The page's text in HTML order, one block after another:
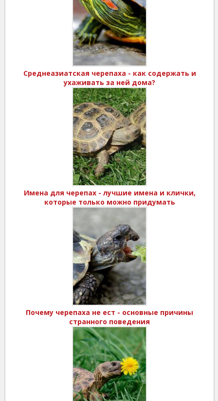
Среднеазиатская черепаха - как содержать и
ухаживать за ней дома?
Имена для черепах - лучшие имена и клички,
которые только можно придумать
Почему черепаха не ест - основные причины
странного поведения